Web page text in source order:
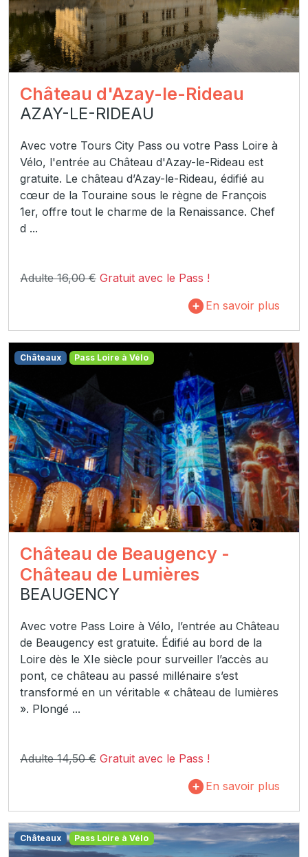
Château d'Azay-le-Rideau
AZAY-LE-RIDEAU
Avec votre Tours City Pass ou votre Pass Loire à
Vélo, l'entrée au Château d'Azay-le-Rideau est
gratuite. Le château d’Azay-le-Rideau, édifié au
cœur de la Touraine sous le règne de François
1er, offre tout le charme de la Renaissance. Chef
d ...
Adulte 16,00 € Gratuit avec le Pass !
En savoir plus
Châteaux Pass Loire à Vélo
Château de Beaugency -
Château de Lumières
BEAUGENCY
Avec votre Pass Loire à Vélo, l’entrée au Château
de Beaugency est gratuite. Édifié au bord de la
Loire dès le XIe siècle pour surveiller l’accès au
pont, ce château au passé millénaire s’est
transformé en un véritable « château de lumières
». Plongé ...
Adulte 14,50 € Gratuit avec le Pass !
En savoir plus
Châteaux Pass Loire à Vélo